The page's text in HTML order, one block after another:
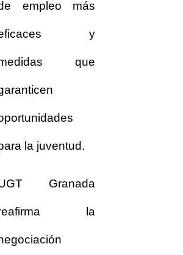
empleo más
y
que
la juventud.
Granada
la